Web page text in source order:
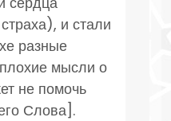
и стали
разные
мысли о
не помочь
Слова].